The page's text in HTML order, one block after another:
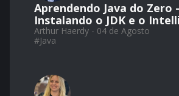
Aprendendo Java do Zero
Instalando o JDK e o
Arthur Haerdy - 04 de Agosto
#Java